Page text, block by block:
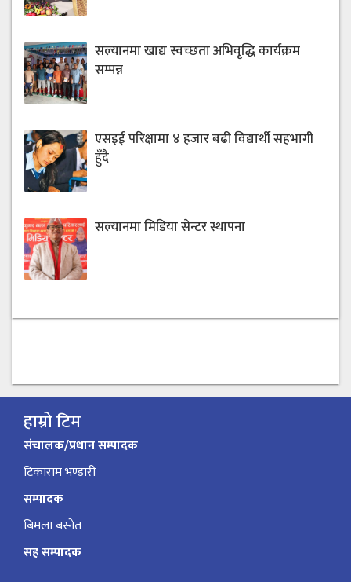
सल्यानमा खाद्य स्वच्छता अभिवृद्धि कार्यक्रम
सम्पन्न
एसइई परिक्षामा ४ हजार बढी विद्यार्थी सहभागी
हुँदै
सल्यानमा मिडिया सेन्टर स्थापना
हाम्रो टिम
संचालक/प्रधान सम्पादक
टिकाराम भण्डारी
सम्पादक
बिमला बस्नेत
सह सम्पादक